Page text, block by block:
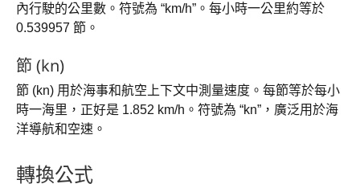
內行駛的公里數。符號為 “km/h”。每小時一公里約等於
0.539957 節。
節 (kn)
節 (kn) 用於海事和航空上下文中測量速度。每節等於每小
時一海里，正好是 1.852 km/h。符號為 “kn”，廣泛用於海
洋導航和空速。
轉換公式